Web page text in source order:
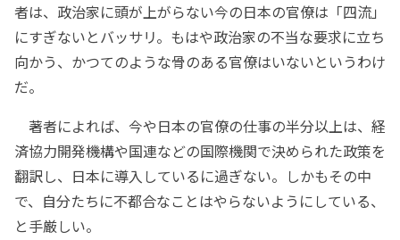
者は、政治家に頭が上がらない今の日本の官僚は「四流」
にすぎないとバッサリ。もはや政治家の不当な要求に立ち
向かう、かつてのような骨のある官僚はいないというわけ
だ。
著者によれば、今や日本の官僚の仕事の半分以上は、経
済協力開発機構や国連などの国際機関で決められた政策を
翻訳し、日本に導入しているに過ぎない。しかもその中
で、自分たちに不都合なことはやらないようにしている、
と手厳しい。